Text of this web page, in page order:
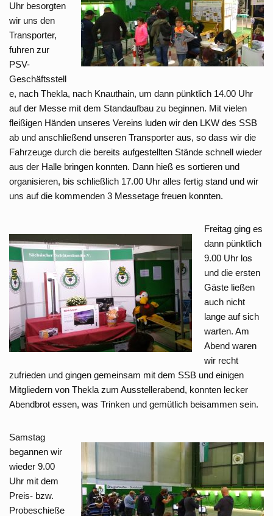
Uhr besorgten
wir uns den
Transporter,
fuhren zur
PSV-
Geschäftsstell
e, nach Thekla, nach Knauthain, um dann pünktlich 14.00 Uhr
auf der Messe mit dem Standaufbau zu beginnen. Mit vielen
fleißigen Händen unseres Vereins luden wir den LKW des SSB
ab und anschließend unseren Transporter aus, so dass wir die
Fahrzeuge durch die bereits aufgestellten Stände schnell wieder
aus der Halle bringen konnten. Dann hieß es sortieren und
organisieren, bis schließlich 17.00 Uhr alles fertig stand und wir
uns auf die kommenden 3 Messetage freuen konnten.
Freitag ging es
dann pünktlich
9.00 Uhr los
und die ersten
Gäste ließen
auch nicht
lange auf sich
warten. Am
Abend waren
wir recht
zufrieden und gingen gemeinsam mit dem SSB und einigen
Mitgliedern von Thekla zum Ausstellerabend, konnten lecker
Abendbrot essen, was Trinken und gemütlich beisammen sein.
Samstag
begannen wir
wieder 9.00
Uhr mit dem
Preis- bzw.
Probeschieße